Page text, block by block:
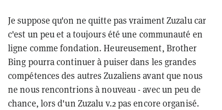
Je suppose qu'on ne quitte pas vraiment Zuzalu car
c'est un peu et a toujours été une communauté en
ligne comme fondation. Heureusement, Brother
Bing pourra continuer à puiser dans les grandes
compétences des autres Zuzaliens avant que nous
ne nous rencontrions à nouveau - avec un peu de
chance, lors d'un Zuzalu v.2 pas encore organisé.